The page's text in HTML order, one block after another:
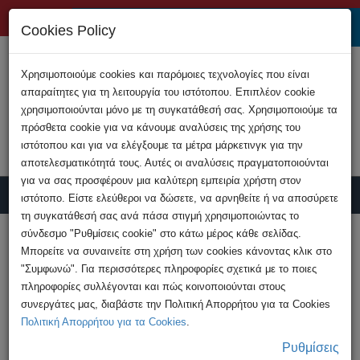
Υποβολή Καταγγελίας
HOME
Ανακοινώσεις
Προσοχή! Επιτήδειοί παριστάνουν ψευδώς
μέλη της Αστυνομίας ...
Cookies Policy
Χρησιμοποιούμε cookies και παρόμοιες τεχνολογίες που είναι
απαραίτητες για τη λειτουργία του ιστότοπου. Επιπλέον cookie
χρησιμοποιούνται μόνο με τη συγκατάθεσή σας. Χρησιμοποιούμε τα
πρόσθετα cookie για να κάνουμε αναλύσεις της χρήσης του
ιστότοπου και για να ελέγξουμε τα μέτρα μάρκετινγκ για την
αποτελεσματικότητά τους. Αυτές οι αναλύσεις πραγματοποιούνται
για να σας προσφέρουν μια καλύτερη εμπειρία χρήστη στον
ιστότοπο. Είστε ελεύθεροι να δώσετε, να αρνηθείτε ή να αποσύρετε
τη συγκατάθεσή σας ανά πάσα στιγμή χρησιμοποιώντας το
σύνδεσμο "Ρυθμίσεις cookie" στο κάτω μέρος κάθε σελίδας.
Μπορείτε να συναινείτε στη χρήση των cookies κάνοντας κλικ στο
"Συμφωνώ". Για περισσότερες πληροφορίες σχετικά με το ποιες
πληροφορίες συλλέγονται και πώς κοινοποιούνται στους
συνεργάτες μας, διαβάστε την Πολιτική Απορρήτου για τα Cookies
Πολιτική Απορρήτου για τα Cookies.
Ρυθμίσεις